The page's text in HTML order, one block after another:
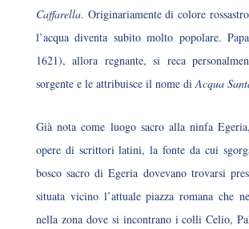
Caffarella. Originariamente di colore
l’acqua diventa subito molto popolare.
1621), allora regnante, si reca
sorgente e le attribuisce il nome diAcqua
Già nota come luogo sacro alla ninfa
opere di scrittori latini, la fonte da cui
bosco sacro di Egeria dovevano trovarsi
situata vicino l’attuale piazza romana che
nella zona dove si incontrano i colli Celio,